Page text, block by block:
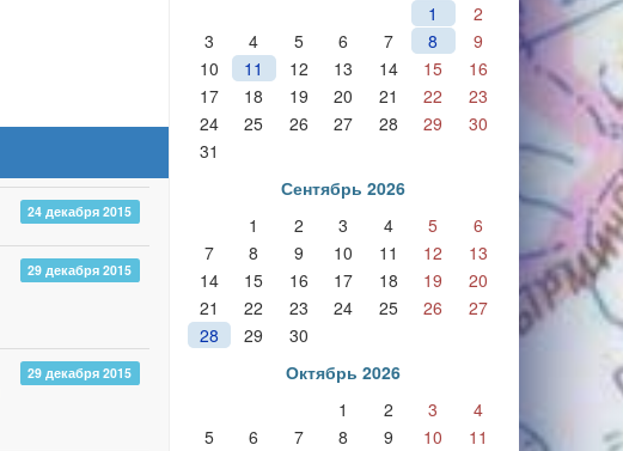
24 декабря 2015
29 декабря 2015
29 декабря 2015
1
2
3
4 5 6 7 8
9
10
11 12 13 14 15
16
17
18 19 20 21 22
23
24
25 26 27 28 29
30
31
Сентябрь 2026
1
2 3 4 5
6
7
8 9 10 11 12
13
14
15 16 17 18 19
20
21
22 23 24 25 26
27
28
29
30
Октябрь 2026
1
2 3
4
5
6 7 8 9 10
11